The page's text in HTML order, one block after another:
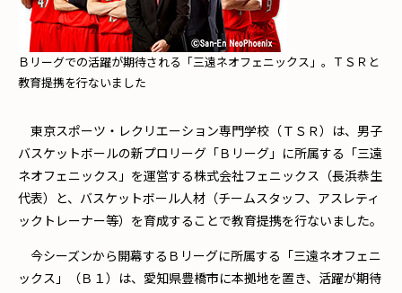
Ｂリーグでの活躍が期待される「三遠ネオフェニックス」。ＴＳＲと
教育提携を行ないました
東京スポーツ・レクリエーション専門学校（ＴＳＲ）は、男子
バスケットボールの新プロリーグ「Ｂリーグ」に所属する「三遠
ネオフェニックス」を運営する株式会社フェニックス（長浜恭生
代表）と、バスケットボール人材（チームスタッフ、アスレティ
ックトレーナー等）を育成することで教育提携を行ないました。
今シーズンから開幕するＢリーグに所属する「三遠ネオフェニ
ックス」（Ｂ１）は、愛知県豊橋市に本拠地を置き、活躍が期待